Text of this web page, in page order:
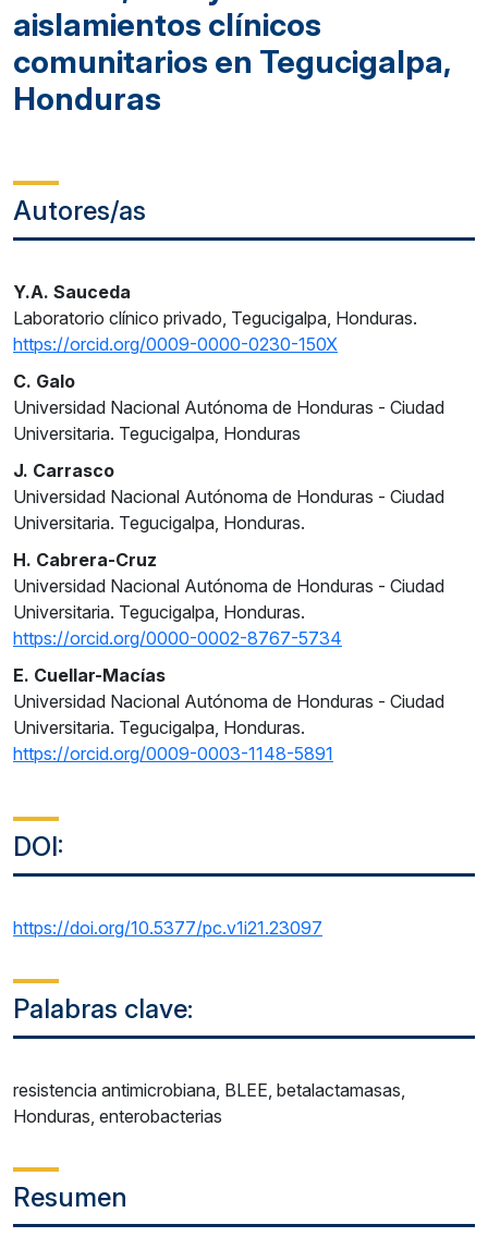
aislamientos clínicos
comunitarios en Tegucigalpa,
Honduras
Autores/as
Y.A. Sauceda
Laboratorio clínico privado, Tegucigalpa, Honduras.
https://orcid.org/0009-0000-0230-150X
C. Galo
Universidad Nacional Autónoma de Honduras - Ciudad
Universitaria. Tegucigalpa, Honduras
J. Carrasco
Universidad Nacional Autónoma de Honduras - Ciudad
Universitaria. Tegucigalpa, Honduras.
H. Cabrera-Cruz
Universidad Nacional Autónoma de Honduras - Ciudad
Universitaria. Tegucigalpa, Honduras.
https://orcid.org/0000-0002-8767-5734
E. Cuellar-Macías
Universidad Nacional Autónoma de Honduras - Ciudad
Universitaria. Tegucigalpa, Honduras.
https://orcid.org/0009-0003-1148-5891
DOI:
https://doi.org/10.5377/pc.v1i21.23097
Palabras clave:
resistencia antimicrobiana, BLEE, betalactamasas,
Honduras, enterobacterias
Resumen